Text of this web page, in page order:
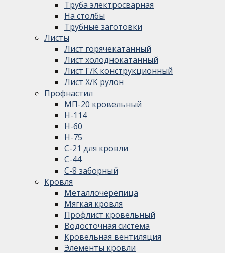
Труба электросварная
На столбы
Трубные заготовки
Листы
Лист горячекатанный
Лист холоднокатанный
Лист Г/К конструкционный
Лист Х/К рулон
Профнастил
МП-20 кровельный
Н-114
Н-60
Н-75
С-21 для кровли
С-44
С-8 заборный
Кровля
Металлочерепица
Мягкая кровля
Профлист кровельный
Водосточная система
Кровельная вентиляция
Элементы кровли